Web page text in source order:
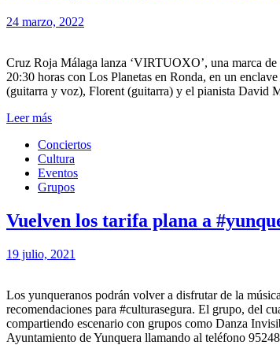
24 marzo, 2022
Cruz Roja Málaga lanza ‘VIRTUOXO’, una marca
20:30 horas con Los Planetas en Ronda, en un
(guitarra y voz), Florent (guitarra) y el pianista David
Leer más
Conciertos
Cultura
Eventos
Grupos
Vuelven los tarifa plana a
19 julio, 2021
Los yunqueranos podrán volver a disfrutar de la
recomendaciones para #culturasegura. El grupo, del
compartiendo escenario con grupos como Danza
Ayuntamiento de Yunquera llamando al teléfono